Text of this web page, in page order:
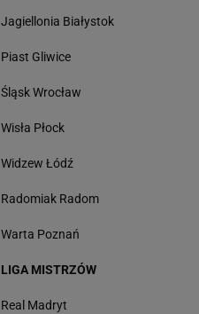
Jagiellonia Białystok
Piast Gliwice
Śląsk Wrocław
Wisła Płock
Widzew Łódź
Radomiak Radom
Warta Poznań
LIGA MISTRZÓW
Real Madryt